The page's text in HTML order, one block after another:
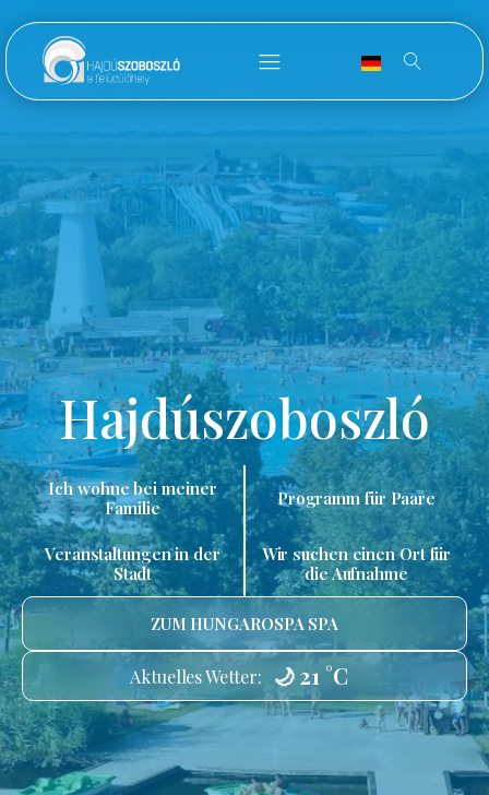
Hajdúszoboszló
Ich wohne bei meiner
Familie
Programm für Paare
Veranstaltungen in der
Stadt
Wir suchen einen Ort für
die Aufnahme
ZUM HUNGAROSPA SPA
Aktuelles Wetter: 🌙 21 °C